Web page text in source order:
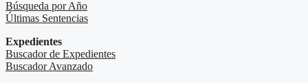
Búsqueda por Año
Últimas Sentencias
Expedientes
Buscador de Expedientes
Buscador Avanzado